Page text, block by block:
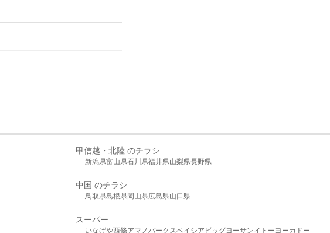
甲信越・北陸 のチラシ
新潟県富山県石川県福井県山梨県長野県
中国 のチラシ
鳥取県島根県岡山県広島県山口県
スーパー
いなげや西條アマノパークスベイシア ビッグヨーサンイトーヨーカドー